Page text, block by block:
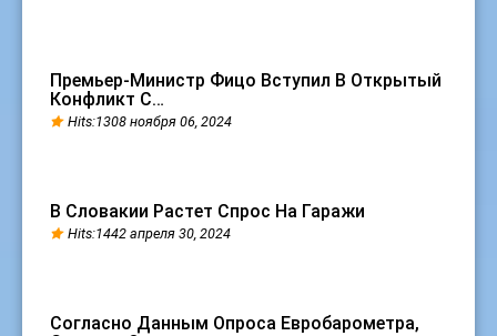
Премьер-Министр Фицо Вступил В Открытый
Конфликт С…
Hits:1308 ноября 06, 2024
В Словакии Растет Спрос На Гаражи
Hits:1442 апреля 30, 2024
Согласно Данным Опроса Евробарометра,